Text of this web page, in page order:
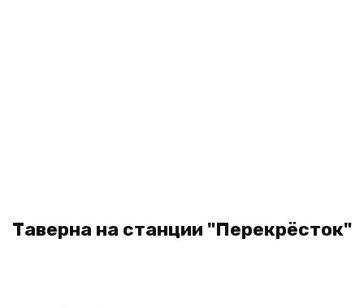
Таверна на станции "Перекрёсток"